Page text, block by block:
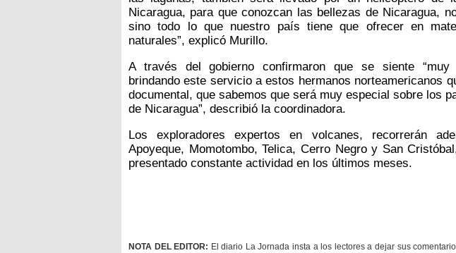
Nicaragua, para que conozcan las bellezas de Nicaragua,
sino todo lo que nuestro país tiene que ofrecer en
naturales”, explicó Murillo.
A través del gobierno confirmaron que se siente “muy
brindando este servicio a estos hermanos norteamericanos
documental, que sabemos que será muy especial sobre los
de Nicaragua”, describió la coordinadora.
Los exploradores expertos en volcanes, recorrerán
Apoyeque, Momotombo, Telica, Cerro Negro y San
presentado constante actividad en los últimos meses.
NOTA DEL EDITOR: El diario La Jornada insta a los lectores a dejar sus